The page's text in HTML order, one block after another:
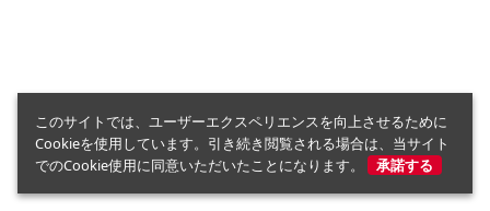
このサイトでは、ユーザーエクスペリエンスを向上させるために
Cookieを使用しています。引き続き閲覧される場合は、当サイト
でのCookie使用に同意いただいたことになります。
承諾する